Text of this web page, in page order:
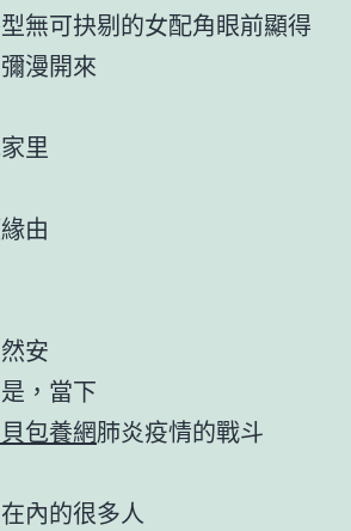
無可抉剔的女配角眼前顯得
漫開來
里
由
安
，當下
包養網肺炎疫情的戰斗
內的很多人